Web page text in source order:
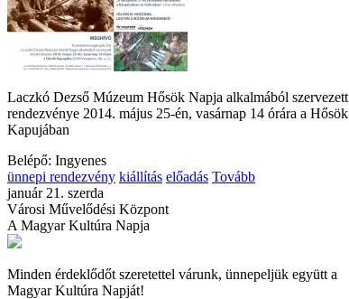
Laczkó Dezső Múzeum Hősök Napja alkalmából szervezett
rendezvénye 2014. május 25-én, vasárnap 14 órára a Hősök
Kapujában
Belépő: Ingyenes
ünnepi rendezvény kiállítás előadás Tovább
január 21. szerda
Városi Művelődési Központ
A Magyar Kultúra Napja
Minden érdeklődőt szeretettel várunk, ünnepeljük együtt a
Magyar Kultúra Napját!